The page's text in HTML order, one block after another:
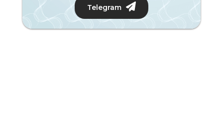
Telegram